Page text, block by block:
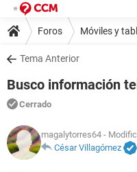
Foros Móviles y
Tema Anterior
Busco información
Cerrado
magalytorres64 -
César Villagómez